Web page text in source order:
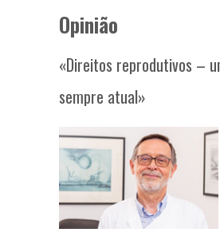
Opinião
«Direitos reprodutivos –
sempre atual»